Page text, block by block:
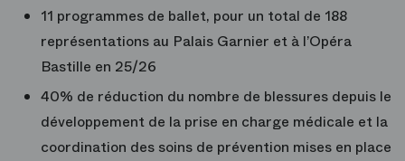
11 programmes de ballet, pour un total de 188
représentations au Palais Garnier et à l’Opéra
Bastille en 25/26
40% de réduction du nombre de blessures depuis le
développement de la prise en charge médicale et la
coordination des soins de prévention mises en place